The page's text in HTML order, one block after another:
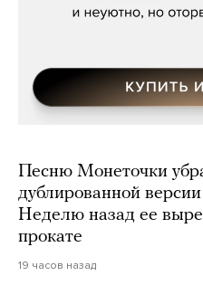
Песню Монеточки
дублированной
Неделю назад ее
прокате
19 часов назад